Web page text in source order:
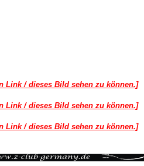
Link / dieses Bild sehen zu können.]
Link / dieses Bild sehen zu können.]
Link / dieses Bild sehen zu können.]